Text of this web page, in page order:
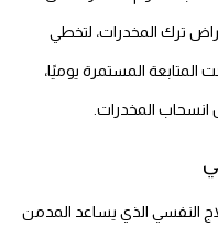
ترك المخدرات، لتخطي
المستمرة يوميًا،
المخدرات.
النفسي الذي يساعد المدمن